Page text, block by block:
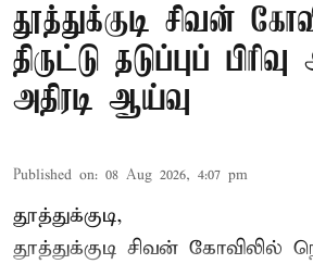
தூத்துக்குடி சிவன்
திருட்டு தடுப்புப்
அதிரடி ஆய்வு
Published on: 08 Aug 2026, 4:07 pm
தூத்துக்குடி,
தூத்துக்குடி சிவன் கோவிலில்